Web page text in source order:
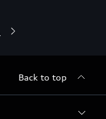
Back to top